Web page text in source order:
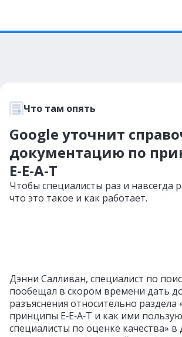
Что там опять
Google уточнит
документацию по
E-E-A-T
Чтобы специалисты раз и навсегда
что это такое и как работает.
Дэнни Салливан, специалист по
пообещал в скором времени дать
разъяснения относительно раздела
принципы E‑E‑A‑T и как ими
специалисты по оценке качества»